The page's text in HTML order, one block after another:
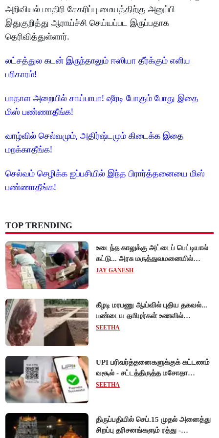
அறிவியல் மாதிரி சேகரிப்பு மையத்திற்கு அனுப்பி
இதுகுறித்து ஆராய்ச்சி செய்யப்பட இருப்பதாக
தெரிவித்துள்ளார்.
லட்சத்துல கடன் இருந்தாலும் ஈஸியா தீர்க்கும் எளிய
பரிகாரம்!
பாதாள அறையில் சாய்பாபா! ஷீரடி போகும் போது இதை
மிஸ் பண்ணாதீங்க!
வாழ்வில் செல்வமும், அதிர்ஷ்டமும் கிடைக்க இதை
மறக்காதீங்க!
செல்வம் செழிக்க ஐப்பசியில் இந்த பிரார்த்தனையை மிஸ்
பண்ணாதீங்க!
TOP TRENDING
உடைந்த காலுக்கு அட்டைப் பெட்டியால்
கட்டு... அரசு மருத்துவமனையில்
விநோத சிகிச்சை... அதிர்ச்சி வீடியோ!
JAY GANESH
கீழடி மரபணு ஆய்வில் புதிய தகவல்...
பண்டைய தமிழர்கள் உணவில்
அதிகளவு இறைச்சி பயன்பாடு!
SEETHA
UPI பரிவர்த்தனைகளுக்குக் கட்டணம்
வசூல் - சட்டத்திருத்த மசோதா
நிறைவேற்றம்!
SEETHA
திருப்பதியில் செப்.15 முதல் அனைத்து
சிறப்பு தரிசனங்களும் ரத்து -